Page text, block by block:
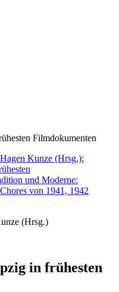
Filmdokumenten
(Hrsg.)
in frühesten